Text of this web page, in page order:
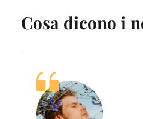
Cosa dicono i